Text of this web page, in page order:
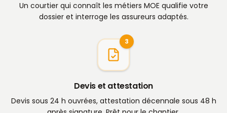
Un courtier qui connaît les métiers MOE qualifie votre
dossier et interroge les assureurs adaptés.
3
Devis et attestation
Devis sous 24 h ouvrées, attestation décennale sous 48 h